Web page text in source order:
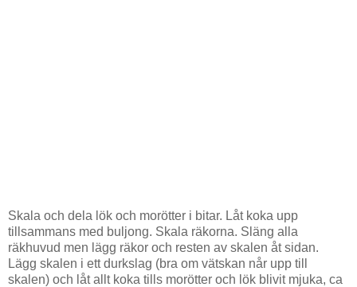
Skala och dela lök och morötter i bitar. Låt koka upp
tillsammans med buljong. Skala räkorna. Släng alla
räkhuvud men lägg räkor och resten av skalen åt sidan.
Lägg skalen i ett durkslag (bra om vätskan når upp till
skalen) och låt allt koka tills morötter och lök blivit mjuka, ca